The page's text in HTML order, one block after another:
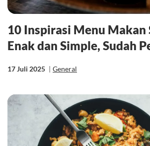
10 Inspirasi Menu Makan
Enak dan Simple, Sudah
17 Juli 2025 | General